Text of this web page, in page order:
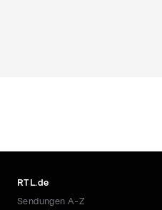
RTL.de
Sendungen A-Z